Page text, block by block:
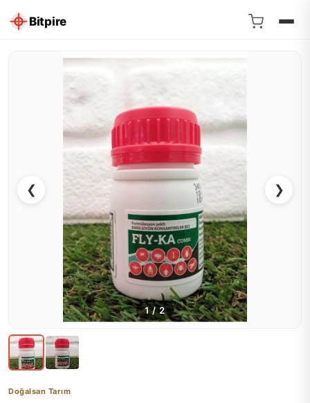
Bitpire
❮ ❯
1/2
Doğalsan Tarım